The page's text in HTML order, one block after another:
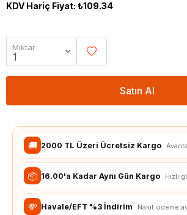
KDV Hariç Fiyat: ₺109.34
Miktar
Satın Al
🚚 2000 TL Üzeri Ücretsiz Kargo
📦 16.00'a Kadar Aynı Gün Kargo Hızlı
💸 Havale/EFT %3 İndirim Nakit ödeme